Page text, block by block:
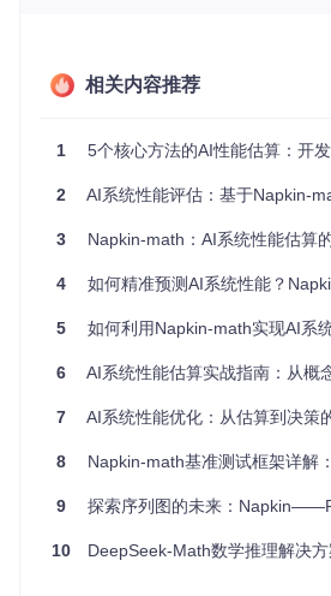
AI应用往往涉及大规模数据处理、复杂
潜在瓶颈，避免投入大量资源后才发
✅实操标记：在AI项目启动阶段，使用
1.3 性能估算的关键指标对比
以下是Napkin-math提供的关键性能指
操作类型 延迟
节）
0.5纳秒 -
单线程无SIMD -
单线程带SIMD -
相关内容推荐
1 5个核心方法的AI性能估算：开发者的
2 AI系统性能评估：基于Napkin-math
3 Napkin-math：AI系统性能估算
4 如何精准预测AI系统性能？
5 如何利用Napkin-math实现AI系
6 AI系统性能估算实战指南：从概念到
7 AI系统性能优化：从估算到决策
8 Napkin-math基准测试框架详解：
9 探索序列图的未来：
10 DeepSeek-Math数学推理解决